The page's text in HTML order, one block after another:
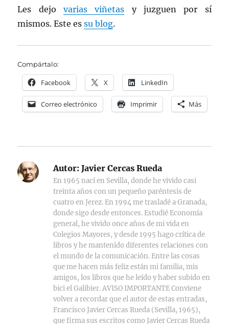
Les dejovarias viñetas y juzguen por sí
mismos. Este essu blog.
Compártalo:
Facebook X LinkedIn
Correo electrónico Imprimir Más
Autor: Javier Cercas Rueda
En 1965 nací en Sevilla, donde he vivido casi
treinta años con un pequeño paréntesis de
cuatro en Jerez. En 1994 me trasladé a Granada,
donde sigo desde entonces. Estudié Economía
general, he vivido once años de mi vida en
Colegios Mayores, y desde 1995 hago crítica de
libros y he mantenido diferentes relaciones con
el mundo de la comunicación. Entre las cosas
que me hacen más feliz están mi familia, mis
amigos, los libros que he leído y haber subido en
bici el Galibier. AVISO IMPORTANTE Conviene
volver a recordar que el autor de estas entradas,
Francisco Javier Cercas Rueda (Sevilla, 1965),
que firma sus escritos como Javier Cercas Rueda